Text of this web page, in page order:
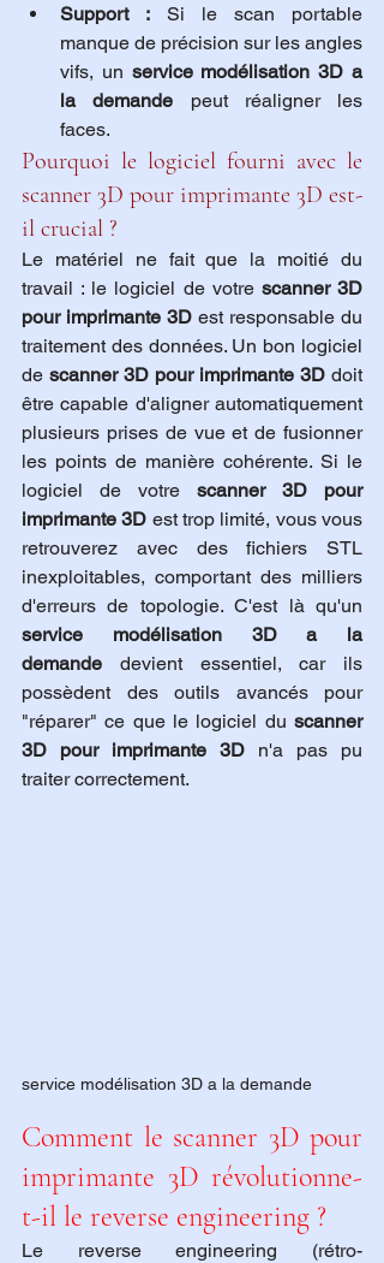
Support : Si le scan portable
manque de précision sur les angles
vifs, un service modélisation 3D a
la demande peut réaligner les
faces.
Pourquoi le logiciel fourni avec le
scanner 3D pour imprimante 3D est-
il crucial ?
Le matériel ne fait que la moitié du
travail : le logiciel de votre scanner 3D
pour imprimante 3D est responsable du
traitement des données. Un bon logiciel
de scanner 3D pour imprimante 3D doit
être capable d'aligner automatiquement
plusieurs prises de vue et de fusionner
les points de manière cohérente. Si le
logiciel de votre scanner 3D pour
imprimante 3D est trop limité, vous vous
retrouverez avec des fichiers STL
inexploitables, comportant des milliers
service modélisation 3D a la
demande devient essentiel, car ils
possèdent des outils avancés pour
"réparer" ce que le logiciel du scanner
3D pour imprimante 3D n'a pas pu
traiter correctement.
service modélisation 3D a la demande
Comment le scanner 3D pour
imprimante 3D révolutionne-
t-il le reverse engineering ?
Le reverse engineering (rétro-